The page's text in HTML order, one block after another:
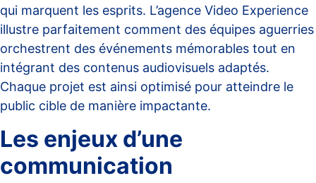
qui marquent les esprits. L’agence Video Experience
illustre parfaitement comment des équipes aguerries
orchestrent des événements mémorables tout en
intégrant des contenus audiovisuels adaptés.
Chaque projet est ainsi optimisé pour atteindre le
public cible de manière impactante.
Les enjeux d’une
communication